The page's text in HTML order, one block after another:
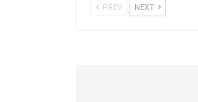
PREV NEXT